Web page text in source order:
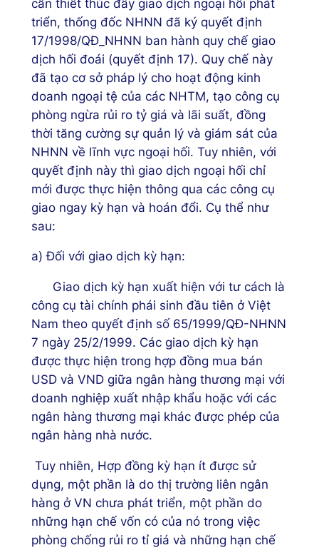
cần thiết thúc đẩy giao dịch ngoại hối phát
triển, thống đốc NHNN đã ký quyết định
17/1998/QĐ_NHNN ban hành quy chế giao
dịch hối đoái (quyết định 17). Quy chế này
đã tạo cơ sở pháp lý cho hoạt động kinh
doanh ngoại tệ của các NHTM, tạo công cụ
phòng ngừa rủi ro tỷ giá và lãi suất, đồng
thời tăng cường sự quản lý và giám sát của
NHNN về lĩnh vực ngoại hối. Tuy nhiên, với
quyết định này thì giao dịch ngoại hối chỉ
mới được thực hiện thông qua các công cụ
giao ngay kỳ hạn và hoán đổi. Cụ thể như
sau:
a) Đối với giao dịch kỳ hạn:
Giao dịch kỳ hạn xuất hiện với tư cách là
công cụ tài chính phái sinh đầu tiên ở Việt
Nam theo quyết định số 65/1999/QĐ-NHNN
7 ngày 25/2/1999. Các giao dịch kỳ hạn
được thực hiện trong hợp đồng mua bán
USD và VND giữa ngân hàng thương mại với
doanh nghiệp xuất nhập khẩu hoặc với các
ngân hàng thương mại khác được phép của
ngân hàng nhà nước.
Tuy nhiên, Hợp đồng kỳ hạn ít được sử
dụng, một phần là do thị trường liên ngân
hàng ở VN chưa phát triển, một phần do
những hạn chế vốn có của nó trong việc
phòng chống rủi ro tỉ giá và những hạn chế